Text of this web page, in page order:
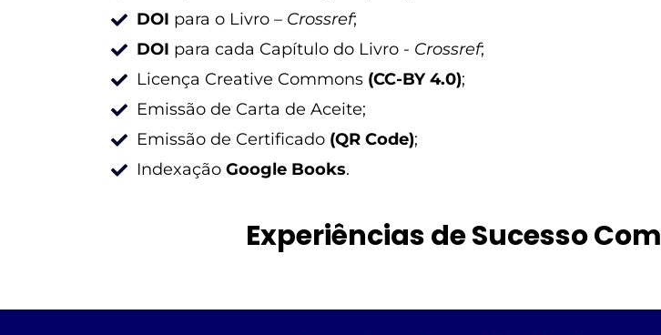
DOI para o Livro – Crossref;
DOI para cada Capítulo do Livro - Crossref;
Licença Creative Commons (CC-BY 4.0);
Emissão de Carta de Aceite;
Emissão de Certificado (QR Code);
Indexação Google Books.
Experiências de Sucesso